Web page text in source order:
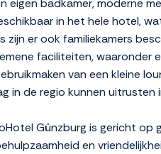
eigen badkamer, moderne
in het hele hotel,
zijn er ook familiekamers
faciliteiten, waaronder
van een kleine
in de regio kunnen
Günzburg is gericht
en